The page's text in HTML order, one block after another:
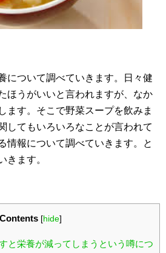
について調べていきます。日々健
ほうがいいと言われますが、なか
ます。そこで野菜スープを飲みま
してもいろいろなことが言われて
情報について調べていきます。と
きます。
Contents [hide]
と栄養が減ってしまうという噂につ